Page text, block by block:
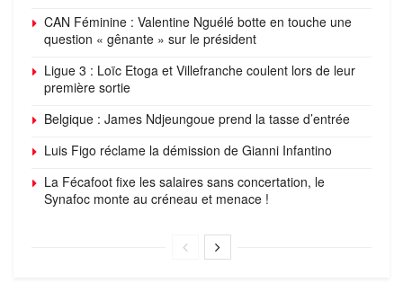
CAN Féminine : Valentine Nguélé botte en touche une
question « gênante » sur le président
Ligue 3 : Loïc Etoga et Villefranche coulent lors de leur
première sortie
Belgique : James Ndjeungoue prend la tasse d’entrée
Luis Figo réclame la démission de Gianni Infantino
La Fécafoot fixe les salaires sans concertation, le
Synafoc monte au créneau et menace !